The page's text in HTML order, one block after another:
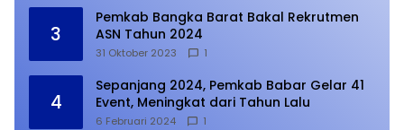
3
Pemkab Bangka Barat Bakal Rekrutmen
ASN Tahun 2024
31 Oktober 2023 1
4
Sepanjang 2024, Pemkab Babar Gelar 41
Event, Meningkat dari Tahun Lalu
6 Februari 2024 1